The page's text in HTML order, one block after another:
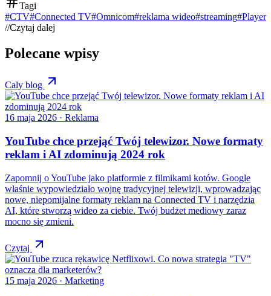
Tagi
#CTV#Connected TV#Omnicom#reklama wideo#streaming#Player
//Czytaj dalej
Polecane wpisy
Caly blog
16 maja 2026 · Reklama
YouTube chce przejąć Twój telewizor. Nowe formaty
reklam i AI zdominują 2024 rok
Zapomnij o YouTube jako platformie z filmikami kotów. Google
właśnie wypowiedziało wojnę tradycyjnej telewizji, wprowadzając
nowe, niepomijalne formaty reklam na Connected TV i narzędzia
AI, które stworzą wideo za ciebie. Twój budżet mediowy zaraz
mocno się zmieni.
Czytaj
15 maja 2026 · Marketing